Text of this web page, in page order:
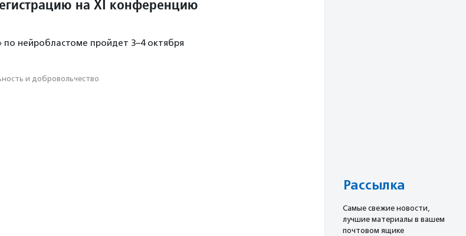
на XI конференцию
нейробластоме пройдет 3–4 октября
и доброволь­чест­во
Рассылка
Cамые свежие новости,
лучшие материалы в вашем
почтовом ящике